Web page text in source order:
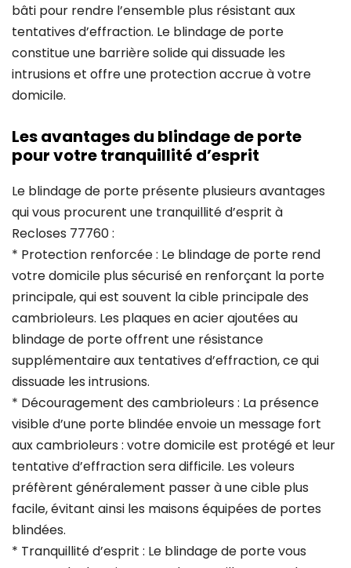
bâti pour rendre l’ensemble plus résistant aux
tentatives d’effraction. Le blindage de porte
constitue une barrière solide qui dissuade les
intrusions et offre une protection accrue à votre
domicile.
Les avantages du blindage de porte
pour votre tranquillité d’esprit
Le blindage de porte présente plusieurs avantages
qui vous procurent une tranquillité d’esprit à
Recloses 77760 :
* Protection renforcée : Le blindage de porte rend
votre domicile plus sécurisé en renforçant la porte
principale, qui est souvent la cible principale des
cambrioleurs. Les plaques en acier ajoutées au
blindage de porte offrent une résistance
supplémentaire aux tentatives d’effraction, ce qui
dissuade les intrusions.
* Découragement des cambrioleurs : La présence
visible d’une porte blindée envoie un message fort
aux cambrioleurs : votre domicile est protégé et leur
tentative d’effraction sera difficile. Les voleurs
préfèrent généralement passer à une cible plus
facile, évitant ainsi les maisons équipées de portes
blindées.
* Tranquillité d’esprit : Le blindage de porte vous